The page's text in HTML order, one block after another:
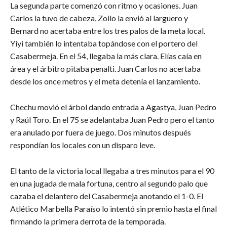
La segunda parte comenzó con ritmo y ocasiones. Juan
Carlos la tuvo de cabeza, Zoilo la envió al larguero y
Bernard no acertaba entre los tres palos de la meta local.
Yiyi también lo intentaba topándose con el portero del
Casabermeja. En el 54, llegaba la más clara. Elías caía en
área y el árbitro pitaba penalti. Juan Carlos no acertaba
desde los once metros y el meta detenía el lanzamiento.
Chechu movió el árbol dando entrada a Agastya, Juan Pedro
y Raúl Toro. En el 75 se adelantaba Juan Pedro pero el tanto
era anulado por fuera de juego. Dos minutos después
respondían los locales con un disparo leve.
El tanto de la victoria local llegaba a tres minutos para el 90
en una jugada de mala fortuna, centro al segundo palo que
cazaba el delantero del Casabermeja anotando el 1-0. El
Atlético Marbella Paraíso lo intentó sin premio hasta el final
firmando la primera derrota de la temporada.